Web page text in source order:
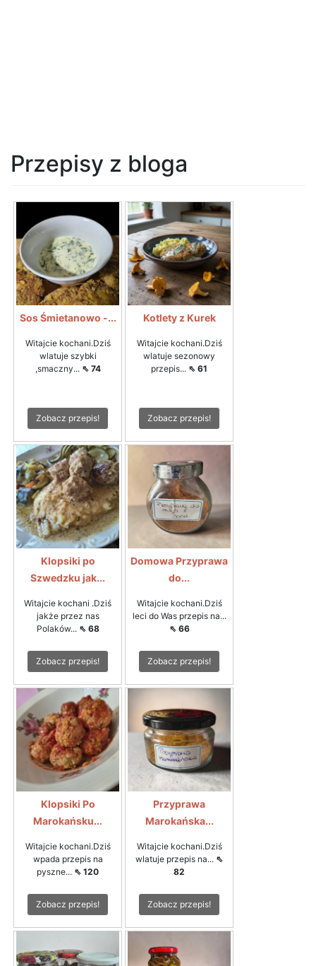
Przepisy z bloga
Sos Śmietanowo -...
Witajcie kochani.Dziś
wlatuje szybki
,smaczny... ⇖ 74
Zobacz przepis!
Kotlety z Kurek
Witajcie kochani.Dziś
wlatuje sezonowy
przepis... ⇖ 61
Zobacz przepis!
Klopsiki po
Szwedzku jak...
Witajcie kochani .Dziś
jakże przez nas
Polaków... ⇖ 68
Zobacz przepis!
Domowa Przyprawa
do...
Witajcie kochani.Dziś
leci do Was przepis na...
⇖ 66
Zobacz przepis!
Klopsiki Po
Marokańsku...
Witajcie kochani.Dziś
wpada przepis na
pyszne... ⇖ 120
Zobacz przepis!
Przyprawa
Marokańska...
Witajcie kochani.Dziś
wlatuje przepis na... ⇖
82
Zobacz przepis!